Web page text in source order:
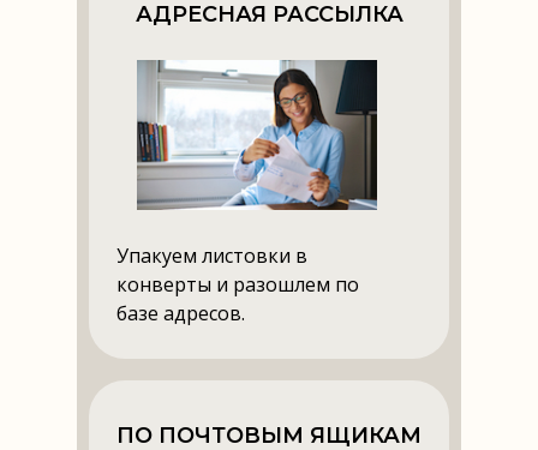
Упакуем листовки в
конверты и разошлем по
базе адресов.
АДРЕСНАЯ РАССЫЛКА
ПО ПОЧТОВЫМ ЯЩИКАМ